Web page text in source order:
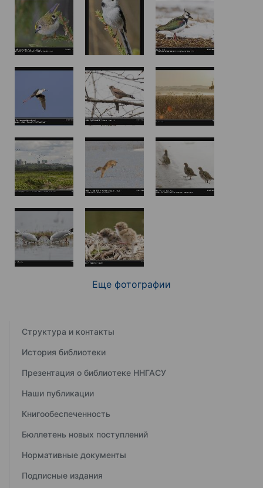
Еще фотографии
Структура и контакты
История библиотеки
Презентация о библиотеке ННГАСУ
Наши публикации
Книгообеспеченность
Бюллетень новых поступлений
Нормативные документы
Подписные издания